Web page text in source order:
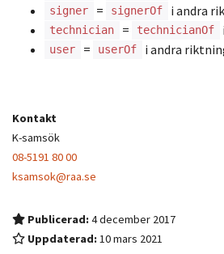
signer = signerOf i andra
technician = technicianOf
user = userOf i andra
Kontakt
K-samsök
08-5191 80 00
ksamsok@raa.se
Publicerad:4 december 2017
Uppdaterad: 10 mars 2021